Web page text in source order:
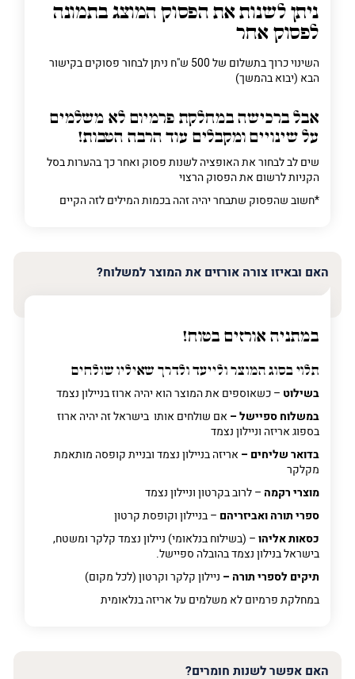
ניתן לשנות את הפסוק המוצג בתמונה
לפסוק אחר
השינוי כרוך בתשלום של 500 ש"ח ניתן לבחור פסוקים בקישור
הבא (יבוא בהמשך)
אבל ברכישה במחלקת פרמיום לא משלמים
על שינויים ומקבלים עוד הרבה הטבות!
שים לב לבחור את האופציה לשנות פסוק ואחר כך בהערות בסל
הקניות לרשום את הפסוק הרצוי
*חשוב שהפסוק שתבחר יהיה זהה בכמות המילים לזה הקיים
האם ובאיזו צורה אורזים את המוצר למשלוח?
במתניה אורזים בטוח!
תלוי בסוג המוצר ולייעד ולדרך שאיליו שולחים
בשילוט – כשאוספים את המוצר הוא יהיה ארוז בניילון נצמד
במשלוח ספיישל – אם שולחים אותו בישראל זה יהיה ארוז
בספוג אריזה וניילון נצמד
בדואר שליחים – אריזה בניילון נצמד ובניית קופסה מותאמת
מקלקר
מוצרי רקמה – לרוב בקרטון וניילון נצמד
ספרי תורה ואביזריהם – בניילון וקופסת קרטון
כסאות אליהו– (בשילוח בנלאומי) ניילון נצמד קלקר ומשטח,
בישראל בנילון נצמד בהובלה ספיישל.
תיקים לספרי תורה – ניילון קלקר וקרטון (לכל מקום)
במחלקת פרמיוםלא משלמים על אריזה בנלאומית
האם אפשר לשנות חומרים?